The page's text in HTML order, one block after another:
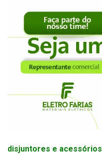
disjuntores e acessórios